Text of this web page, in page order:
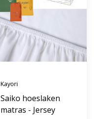
Kayori
Saiko hoeslaken
matras - Jersey